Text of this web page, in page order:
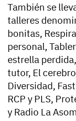
También se
talleres
bonitas,
personal,
estrella
tutor, El
Diversidad,
RCP y PLS,
y Radio La